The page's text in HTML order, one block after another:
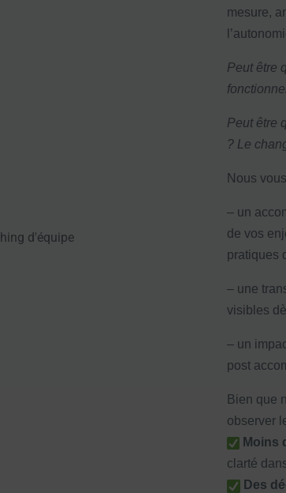
mesure,
Peut être
Peut être
? Le
Nous
– un
de vos
pratiques
– une
visibles
– un
post
Bien que
observer
Moins
clarté
Des